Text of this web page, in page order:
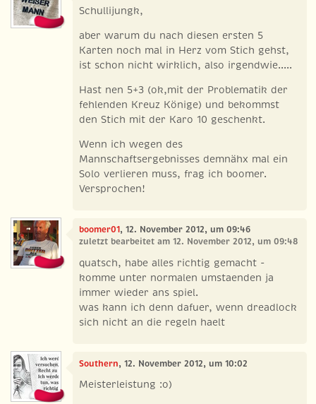
Schullijungk,
aber warum du nach diesen ersten 5
Karten noch mal in Herz vom Stich gehst,
ist schon nicht wirklich, also irgendwie.....
Hast nen 5+3 (ok,mit der Problematik der
fehlenden Kreuz Könige) und bekommst
den Stich mit der Karo 10 geschenkt.
Wenn ich wegen des
Mannschaftsergebnisses demnähx mal ein
Solo verlieren muss, frag ich boomer.
Versprochen!
boomer01, 12. November 2012, um 09:46
zuletzt bearbeitet am 12. November 2012, um 09:48
quatsch, habe alles richtig gemacht -
komme unter normalen umstaenden ja
immer wieder ans spiel.
was kann ich denn dafuer, wenn dreadlock
sich nicht an die regeln haelt
Southern, 12. November 2012, um 10:02
Meisterleistung :o)